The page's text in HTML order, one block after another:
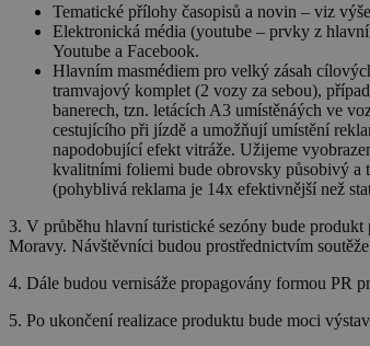
Tematické přílohy časopisů a novin – viz
Elektronická média (youtube – prvky z
Youtube a Facebook.
Hlavním masmédiem pro velký zásah
tramvajový komplet (2 vozy za sebou),
banerech, tzn. letácích A3 umístěnáých ve
cestujícího při jízdě a umožňují umístění
napodobující efekt vitráže. Užijeme
kvalitními foliemi bude obrovsky působivý a
(pohyblivá reklama je 14x efektivnější než
3. V průběhu hlavní turistické sezóny bude produkt
Moravy. Návštěvníci budou prostřednictvím
4. Dále budou vernisáže propagovány formou PR
5. Po ukončení realizace produktu bude moci